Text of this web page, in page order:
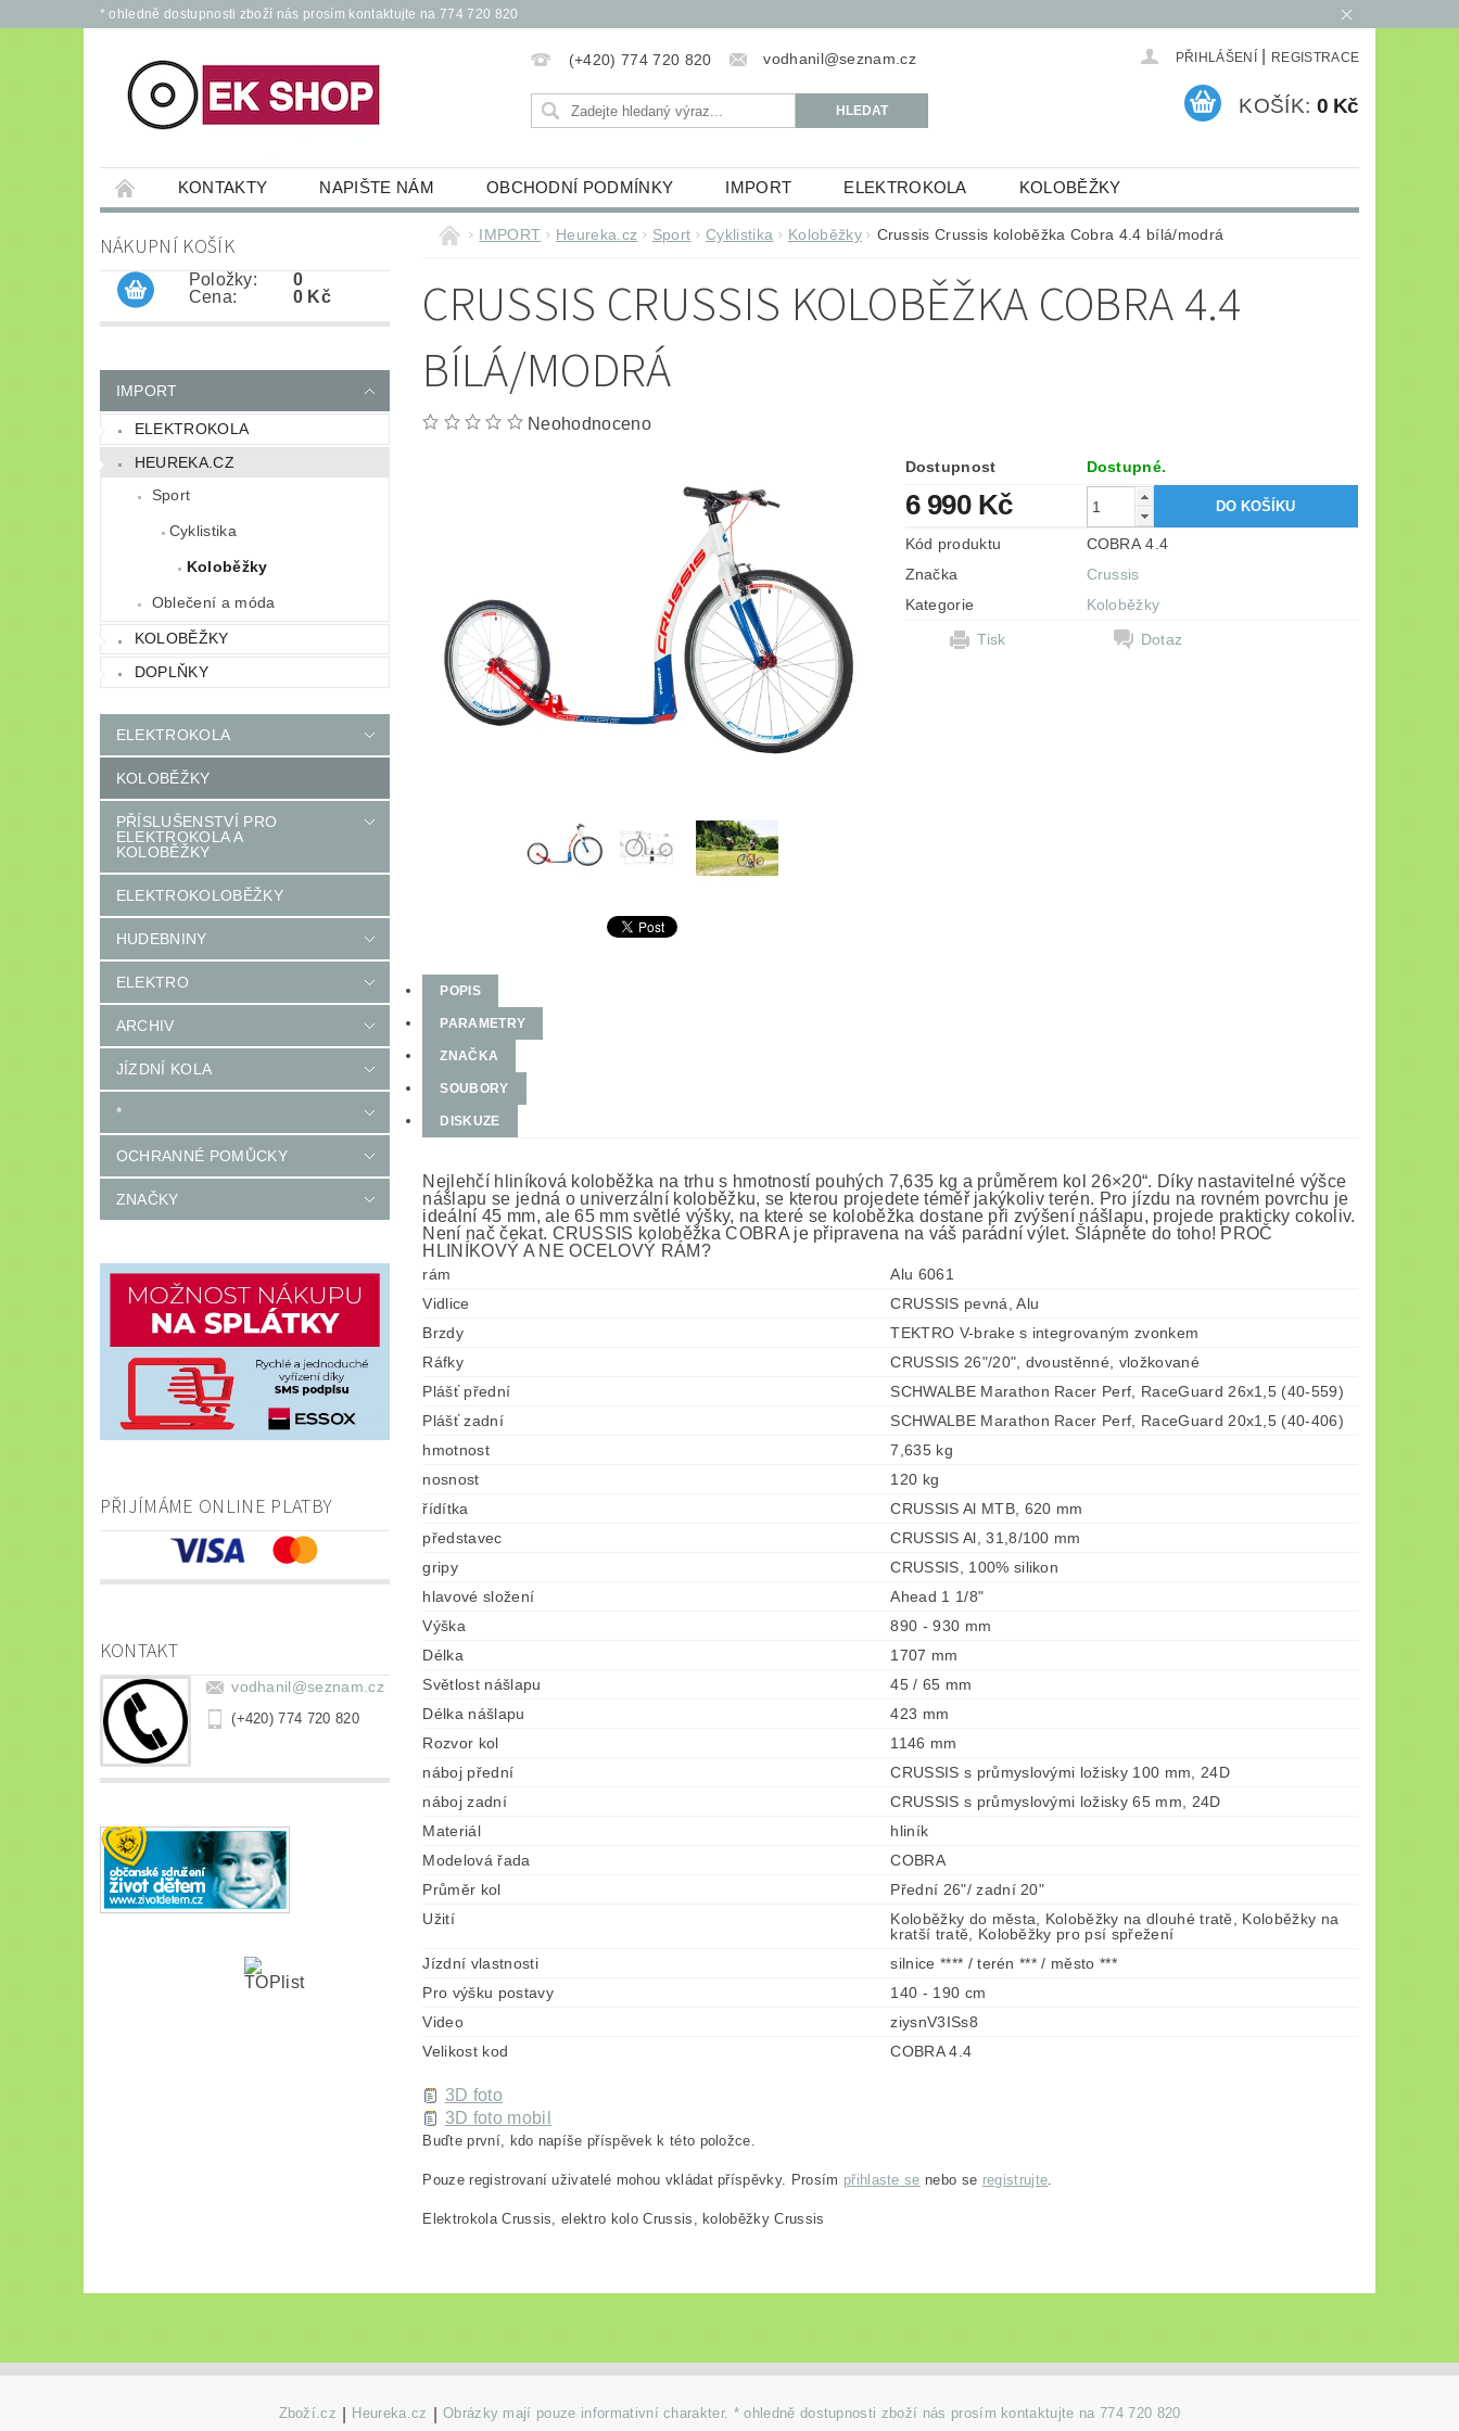
* ohledně dostupnosti zboží nás prosím kontaktujte na 774 720 820
(+420) 774 720 820 vodhanil@seznam.cz PŘIHLÁŠENÍ REGISTRACE
KOŠÍK: 0 Kč
KONTAKTY NAPIŠTE NÁM OBCHODNÍ PODMÍNKY IMPORT ELEKTROKOLA KOLOBĚŽKY
PŘÍSLUŠENSTVÍ PRO ELEKTROKOLA A KOLOBĚŽKY ELEKTROKOLOBĚŽKY HUDEBNINY ELEKTRO ARCHIV
JÍZDNÍ KOLA * OCHRANNÉ POMŮCKY
NÁKUPNÍ KOŠÍK
Položky:
Cena:
0
0 Kč
IMPORT
ELEKTROKOLA
HEUREKA.CZ
Sport
Cyklistika
Koloběžky
Oblečení a móda
KOLOBĚŽKY
DOPLŇKY
ELEKTROKOLA
KOLOBĚŽKY
PŘÍSLUŠENSTVÍ PRO
ELEKTROKOLA A
KOLOBĚŽKY
ELEKTROKOLOBĚŽKY
HUDEBNINY
ELEKTRO
ARCHIV
JÍZDNÍ KOLA
*
OCHRANNÉ POMŮCKY
ZNAČKY
PŘIJÍMÁME ONLINE PLATBY
KONTAKT
vodhanil@seznam.cz
(+420) 774 720 820
IMPORT Heureka.cz Sport Cyklistika Koloběžky Crussis Crussis koloběžka Cobra 4.4 bílá/modrá
CRUSSIS CRUSSIS KOLOBĚŽKA COBRA 4.4
BÍLÁ/MODRÁ
Neohodnoceno
Dostupnost Dostupné.
6 990 Kč
Kód produktu
COBRA 4.4
Značka
Crussis
Kategorie
Koloběžky
Tisk
Dotaz
POPIS
PARAMETRY
ZNAČKA
SOUBORY
DISKUZE
Nejlehčí hliníková koloběžka na trhu s hmotností pouhých 7,635 kg a průměrem kol 26×20“. Díky nastavitelné výšce
nášlapu se jedná o univerzální koloběžku, se kterou projedete téměř jakýkoliv terén. Pro jízdu na rovném povrchu je
ideální 45 mm, ale 65 mm světlé výšky, na které se koloběžka dostane při zvýšení nášlapu, projede prakticky cokoliv.
Není nač čekat. CRUSSIS koloběžka COBRA je připravena na váš parádní výlet. Šlápněte do toho! PROČ
HLINÍKOVÝ A NE OCELOVÝ RÁM?
rám
Alu 6061
Vidlice
CRUSSIS pevná, Alu
Brzdy
TEKTRO V-brake s integrovaným zvonkem
Ráfky
CRUSSIS 26"/20", dvoustěnné, vložkované
Plášť přední
SCHWALBE Marathon Racer Perf, RaceGuard 26x1,5 (40-559)
Plášť zadní
SCHWALBE Marathon Racer Perf, RaceGuard 20x1,5 (40-406)
hmotnost
7,635 kg
nosnost
120 kg
řídítka
CRUSSIS Al MTB, 620 mm
představec
CRUSSIS Al, 31,8/100 mm
gripy
CRUSSIS, 100% silikon
hlavové složení
Ahead 1 1/8"
Výška
890 - 930 mm
Délka
1707 mm
Světlost nášlapu
45 / 65 mm
Délka nášlapu
423 mm
Rozvor kol
1146 mm
náboj přední
CRUSSIS s průmyslovými ložisky 100 mm, 24D
náboj zadní
CRUSSIS s průmyslovými ložisky 65 mm, 24D
Materiál
hliník
Modelová řada
COBRA
Průměr kol
Přední 26"/ zadní 20"
Užití
Koloběžky do města, Koloběžky na dlouhé tratě, Koloběžky na
kratší tratě, Koloběžky pro psí spřežení
Jízdní vlastnosti
silnice **** / terén *** / město ***
Pro výšku postavy
140 - 190 cm
Video
ziysnV3ISs8
Velikost kod
COBRA 4.4
3D foto
3D foto mobil
Buďte první, kdo napíše příspěvek k této položce.
Pouze registrovaní uživatelé mohou vkládat příspěvky. Prosím přihlaste se nebo se registrujte.
Elektrokola Crussis, elektro kolo Crussis, koloběžky Crussis
Zboží.cz Heureka.cz Obrázky mají pouze informativní charakter. * ohledně dostupnosti zboží nás prosím kontaktujte na 774 720 820